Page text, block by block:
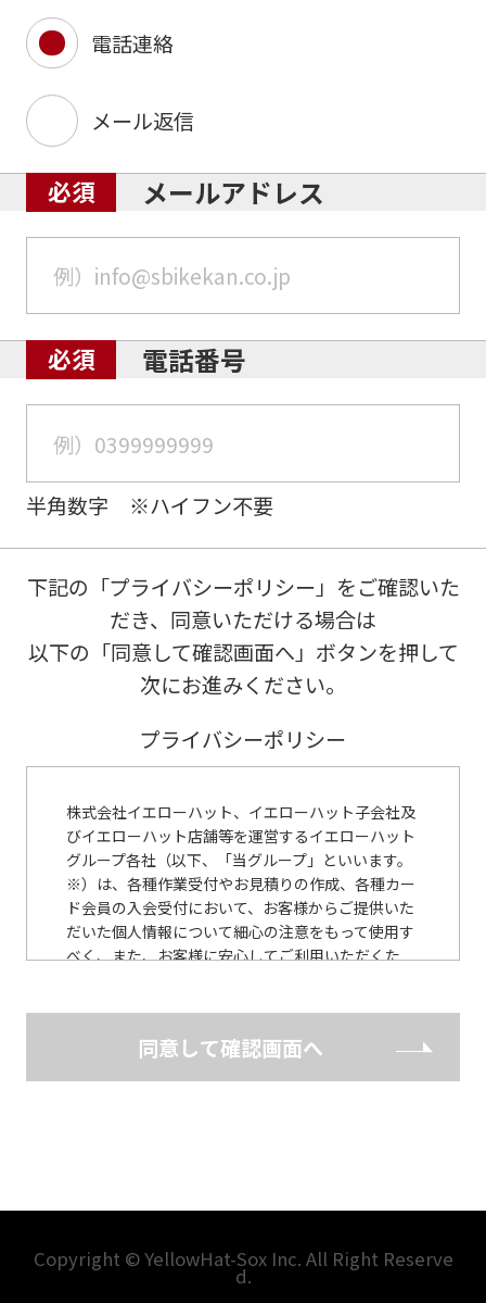
電話連絡
メール返信
メールアドレス
電話番号
半角数字 ※ハイフン不要
下記の「プライバシーポリシー」をご確認いた
だき、同意いただける場合は
以下の「同意して確認画面へ」ボタンを押して
次にお進みください。
プライバシーポリシー
株式会社イエローハット、イエローハット子会社及
びイエローハット店舗等を運営するイエローハット
グループ各社（以下、「当グループ」といいます。
※）は、各種作業受付やお見積りの作成、各種カー
ド会員の入会受付において、お客様からご提供いた
だいた個人情報について細心の注意をもって使用す
べく、また、お客様に安心してご利用いただくた
個人情報保護に関する基本方針
を適正に取扱うとともに、安全管理について適切な
当グループは、個人情報の取扱いが適正に行われる
ように従業者への教育・指導を徹底し、適正な取扱
同意して確認画面へ
Copyright © YellowHat-Sox Inc. All Right Reserve
d.